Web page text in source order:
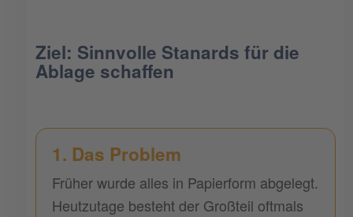
Ziel: Sinnvolle Stanards für die
Ablage schaffen
1. Das Problem
Früher wurde alles in Papierform abgelegt.
Heutzutage besteht der Großteil oftmals